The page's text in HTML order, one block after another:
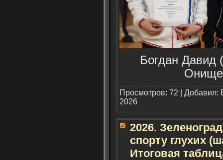
Богдан Давид
Просмотров: 72 | Добавил:
2026
2026.
спорту глухих
Итоговая